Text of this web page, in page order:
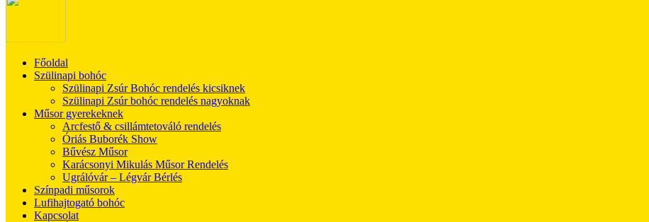
Főoldal
Szülinapi bohóc
Szülinapi Zsúr Bohóc rendelés kicsiknek
Szülinapi Zsúr bohóc rendelés nagyoknak
Műsor gyerekeknek
Arcfestő & csillámtetováló rendelés
Óriás Buborék Show
Bűvész Műsor
Karácsonyi Mikulás Műsor Rendelés
Ugrálóvár – Légvár Bérlés
Színpadi műsorok
Lufihajtogató bohóc
Kapcsolat